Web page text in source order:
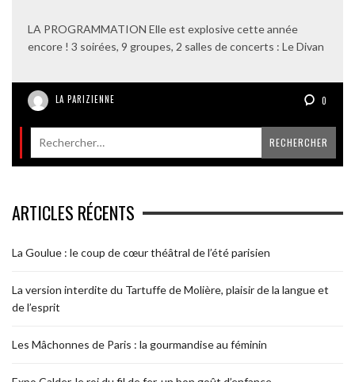
LA PROGRAMMATION Elle est explosive cette année
encore ! 3 soirées, 9 groupes, 2 salles de concerts : Le Divan
LA PARIZIENNE 0
ARTICLES RÉCENTS
La Goulue : le coup de cœur théâtral de l’été parisien
La version interdite du Tartuffe de Molière, plaisir de la langue et
de l’esprit
Les Mâchonnes de Paris : la gourmandise au féminin